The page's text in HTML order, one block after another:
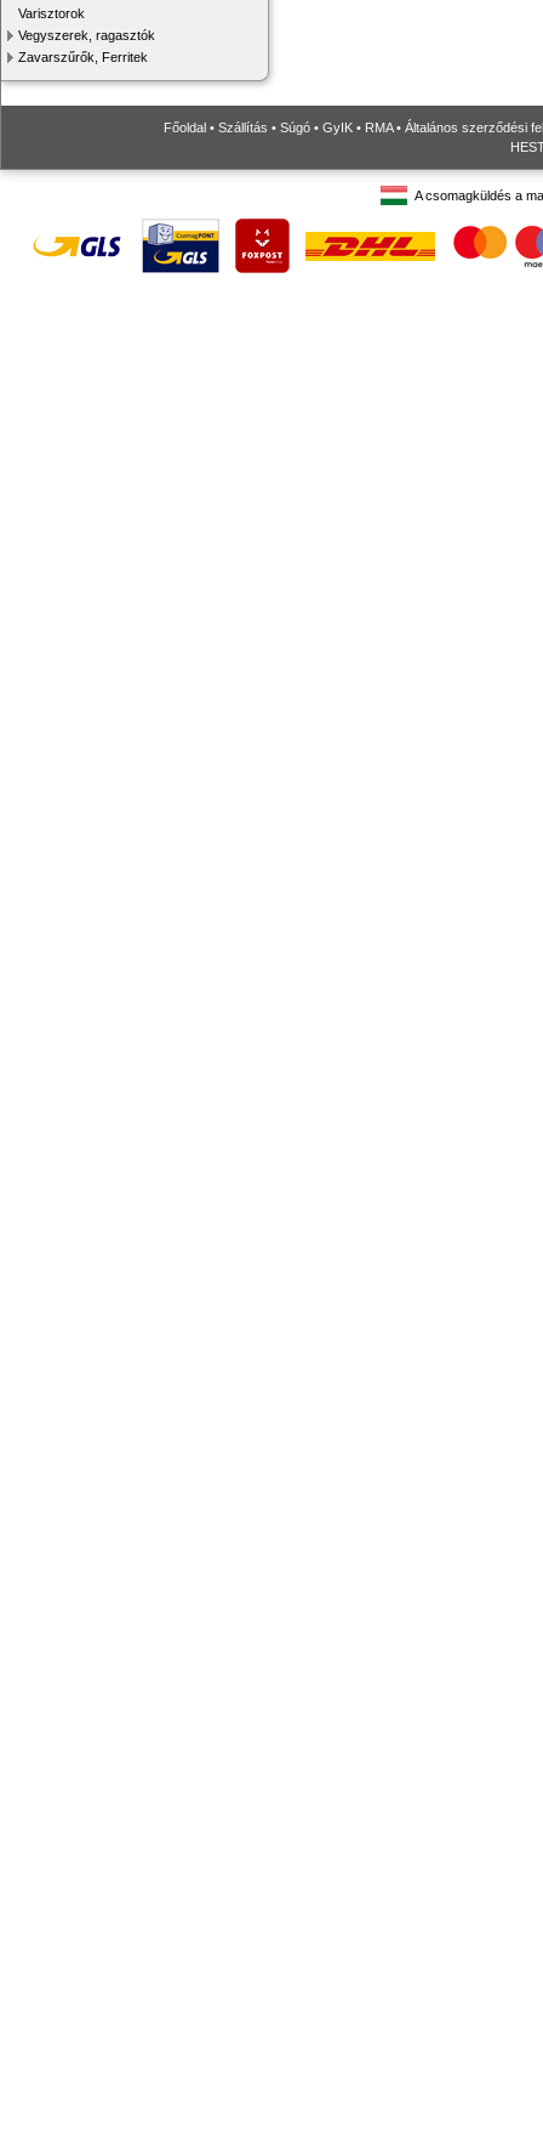
Varisztorok
Vegyszerek, ragasztók
Zavarszűrők, Ferritek
Főoldal • Szállítás • Súgó • GyIK • RMA• Általános szerződési
A csomagküldés a